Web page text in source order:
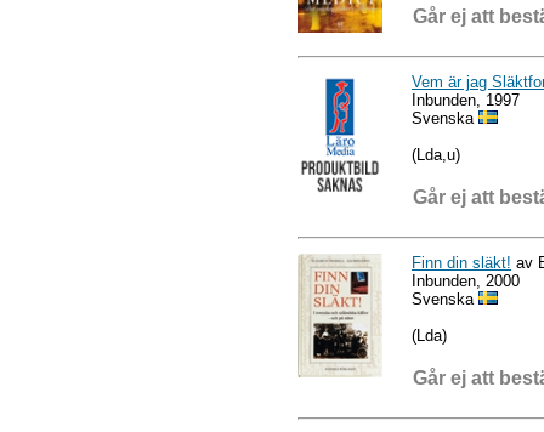
Går ej att
Vem är jag
Inbunden, 1997
Svenska
(Lda,u)
Går ej att
Finn din släkt! av
Inbunden, 2000
Svenska
(Lda)
Går ej att